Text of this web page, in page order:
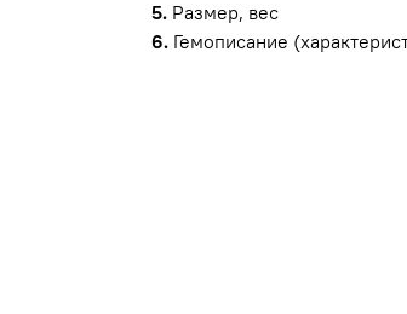
5.Размер, вес
6.Гемописание